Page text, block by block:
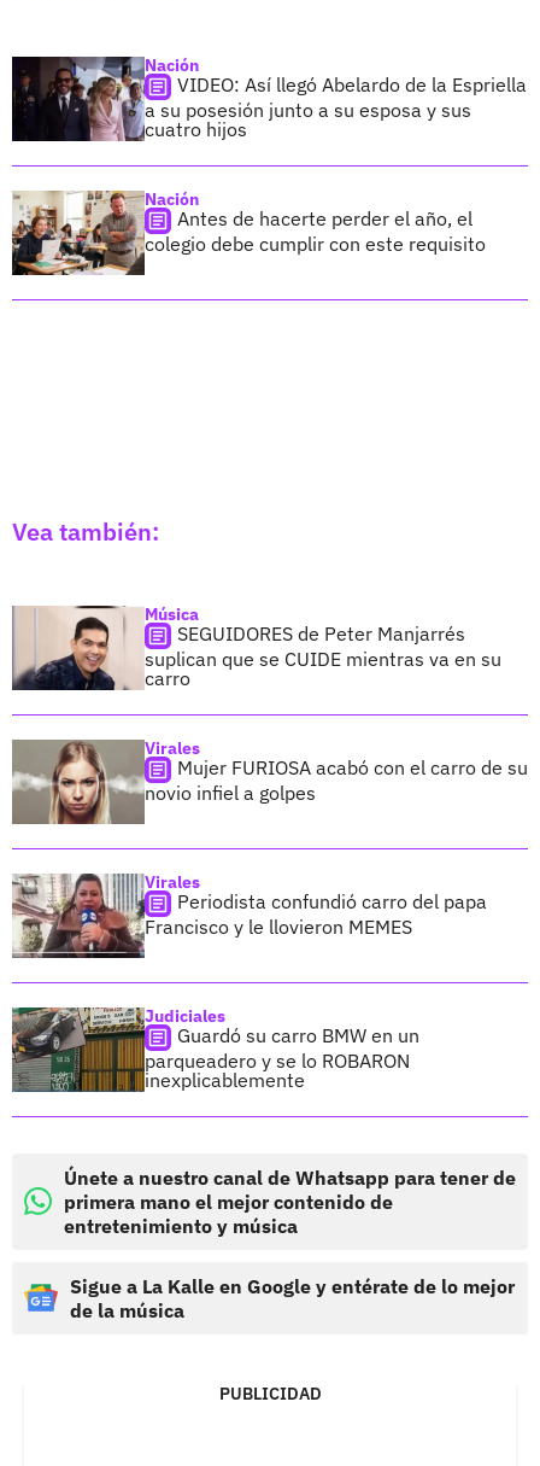
Nación
VIDEO: Así llegó Abelardo de la Espriella
a su posesión junto a su esposa y sus
cuatro hijos
Nación
Antes de hacerte perder el año, el
colegio debe cumplir con este requisito
Vea también:
Música
SEGUIDORES de Peter Manjarrés
suplican que se CUIDE mientras va en su
carro
Virales
Mujer FURIOSA acabó con el carro de su
novio infiel a golpes
Virales
Periodista confundió carro del papa
Francisco y le llovieron MEMES
Judiciales
Guardó su carro BMW en un
parqueadero y se lo ROBARON
inexplicablemente
Únete a nuestro canal de Whatsapp para tener de
primera mano el mejor contenido de
entretenimiento y música
Sigue a La Kalle en Google y entérate de lo mejor
de la música
PUBLICIDAD